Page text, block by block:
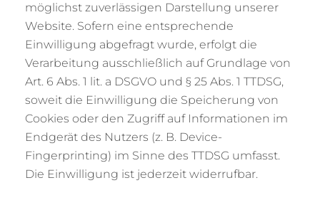
möglichst zuverlässigen Darstellung unserer
Website. Sofern eine entsprechende
Einwilligung abgefragt wurde, erfolgt die
Verarbeitung ausschließlich auf Grundlage von
Art. 6 Abs. 1 lit. a DSGVO und § 25 Abs. 1 TTDSG,
soweit die Einwilligung die Speicherung von
Cookies oder den Zugriff auf Informationen im
Endgerät des Nutzers (z. B. Device-
Fingerprinting) im Sinne des TTDSG umfasst.
Die Einwilligung ist jederzeit widerrufbar.